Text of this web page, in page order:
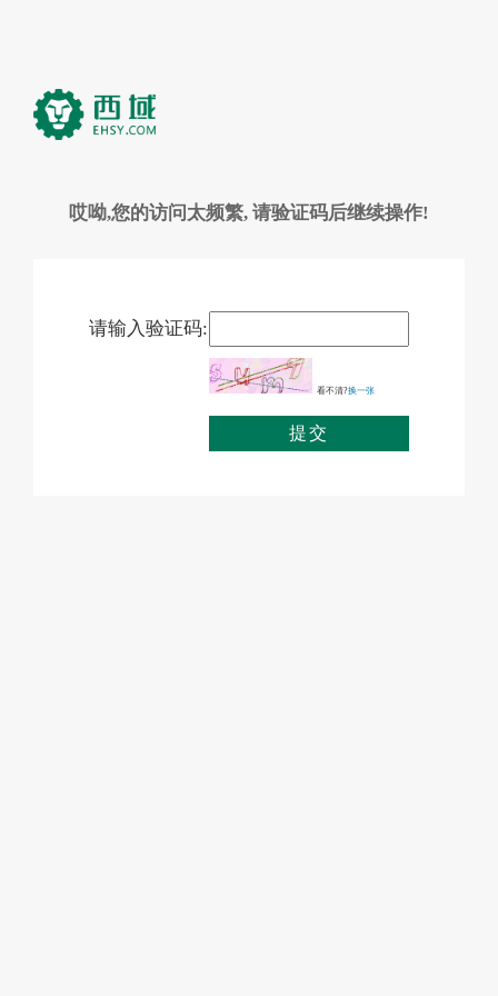
哎呦,您的访问太频繁, 请验证码后继续操作!
请输入验证码:
看不清?换一张